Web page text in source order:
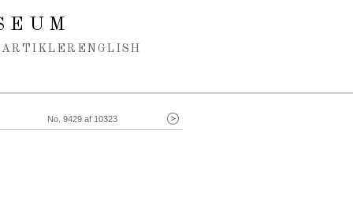
ENGLISH
No. 9429 af 10323